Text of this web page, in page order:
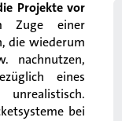
Projekte vor
Zuge einer
die wiederum
nachnutzen,
eines
unrealistisch.
bei